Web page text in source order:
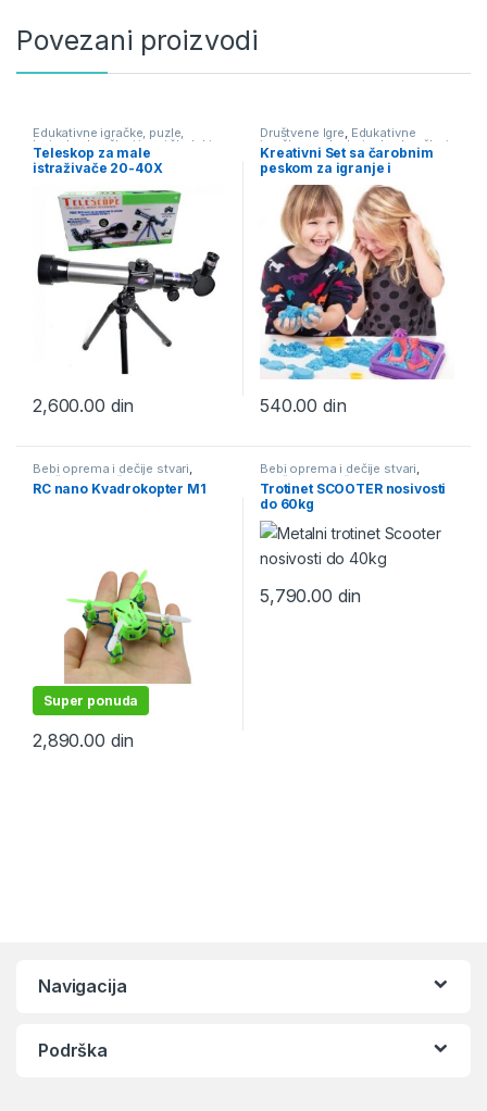
Povezani proizvodi
Edukativne igračke, puzle,
bojanke Igračke i igre i školski
pribor
Teleskop za male
istraživače 20-40X
2,600.00 din
Društvene Igre, Edukativne
igračke, puzle, bojanke ,Igračke i
igre i školski pribor
Kreativni Set sa čarobnim
peskom za igranje i
oblikovanje
540.00din
Bebi oprema i dečije stvari,
Igračke i igre i školski pribor ,
Igračke na daljinski
RC nano Kvadrokopter M1
Super ponuda
2,890.00 din
Bebi oprema i dečije stvari,
Igračke i igre i školski pribor
Trotineti i roleri
Trotinet SCOOTER nosivosti
do 60kg
5,790.00 din
Navigacija
Podrška